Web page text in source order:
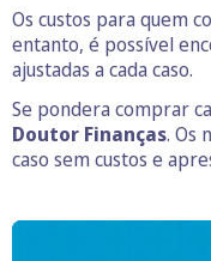
Os custos para quem
entanto, é possível
ajustadas a cada caso.
Se pondera comprar
Doutor Finanças. Os
caso sem custos e